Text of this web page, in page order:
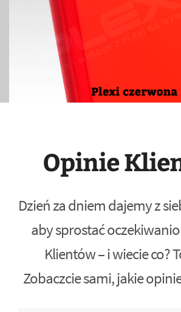
Opinie
Dzień za dniem dajemy z
aby sprostać
Klientów – i wiecie co?
Zobaczcie sami, jakie